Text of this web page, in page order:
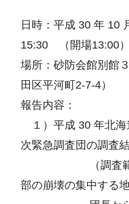
日時：平成 30 年 10
15:30 （開場13:00）
場所：砂防会館別館
田区平河町2-7-4）
報告内容：
１）平成 30 年北海
次緊急調査団の調査
（調査範囲：
部の崩壊の集中する地